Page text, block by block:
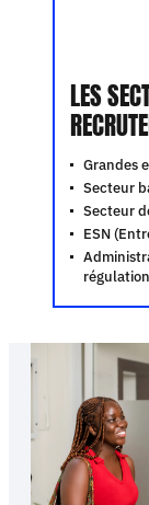
LES
Grandes
Secteur
Secteur
ESN
régulation